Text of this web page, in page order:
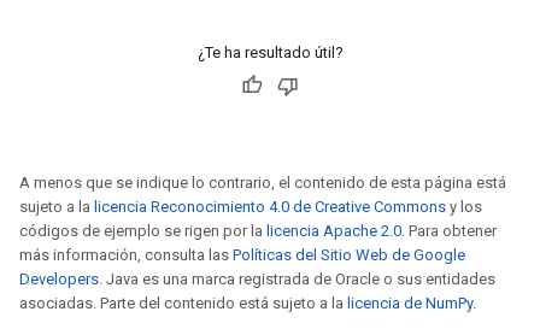
¿Te ha resultado útil?
A menos que se indique lo contrario, el contenido de esta página está
sujeto a la licencia Reconocimiento 4.0 de Creative Commons y los
códigos de ejemplo se rigen por la licencia Apache 2.0. Para obtener
más información, consulta las Políticas del Sitio Web de Google
Developers. Java es una marca registrada de Oracle o sus entidades
asociadas. Parte del contenido está sujeto a la licencia de NumPy.